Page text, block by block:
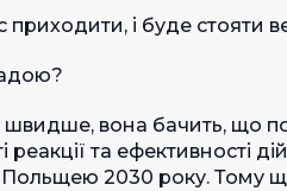
приходити, і буде стояти
вона бачить, що
та ефективності
Польщею 2030 року.